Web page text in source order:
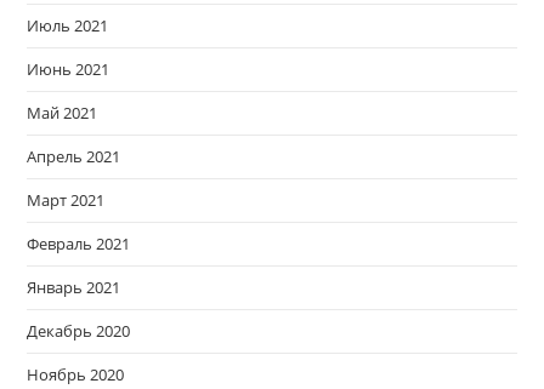
Июль 2021
Июнь 2021
Май 2021
Апрель 2021
Март 2021
Февраль 2021
Январь 2021
Декабрь 2020
Ноябрь 2020